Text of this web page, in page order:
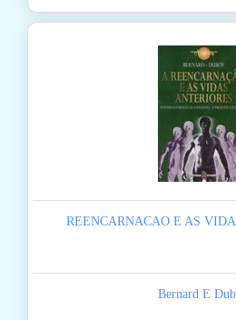
REENCARNACAO E AS
Bernard E